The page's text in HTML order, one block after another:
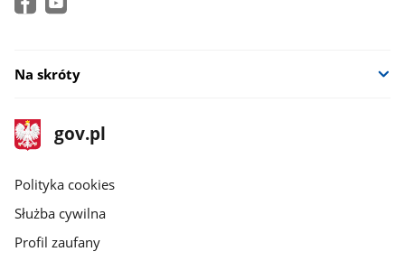
Na skróty
stopka
gov.pl
Strona
gov.pl
gov.pl
Polityka cookies
Służba cywilna
Profil zaufany